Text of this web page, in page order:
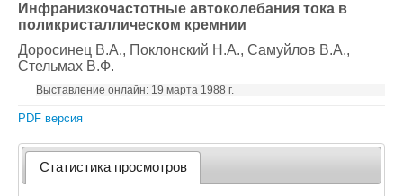
Инфранизкочастотные автоколебания тока в
поликристаллическом кремнии
Доросинец В.А., Поклонский Н.А., Самуйлов В.А.,
Стельмах В.Ф.
Выставление онлайн: 19 марта 1988 г.
PDF версия
Статистика просмотров